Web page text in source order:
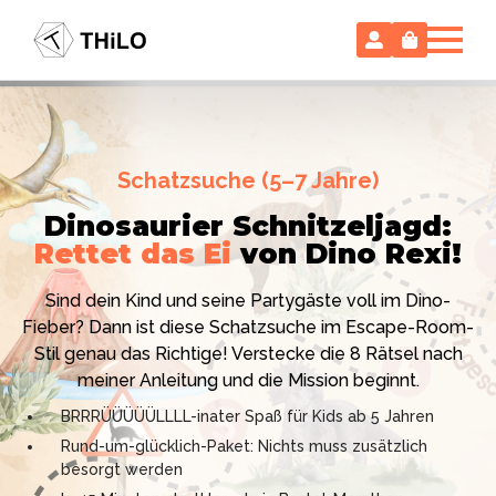
Hollywood-Action im
Kinderzimmer – ohne
Vorbereitungsstress!
Ich bin THiLO, "Dein SPIEGEL"-Bestseller-Autor und
TV-Profi (ZDF "1, 2 oder 3"). Entdecke jetzt meine
Schatzsuchen und Escape Rooms zum Sofort-
Download. Und natürlich meine Ebooks.
Schatzsuche (5–7 Jahre)
Dinosaurier Schnitzeljagd:
Rettet das Ei von Dino Rexi!
Sind dein Kind und seine Partygäste voll im Dino-
Fieber? Dann ist diese Schatzsuche im Escape-Room-
Stil genau das Richtige! Verstecke die 8 Rätsel nach
meiner Anleitung und die Mission beginnt.
BRRRÜÜÜÜÜLLLL-inater Spaß für Kids ab 5 Jahren
Rund-um-glücklich-Paket: Nichts muss zusätzlich
besorgt werden
Escape Room (ab 8 oder 12 Jahre)
Locked-up Agents: Im Labor
des Virologen
Das gab es noch nie: Verwandele dein Zuhause in ein
High-Tech Labor! Unser 24-seitiges PDF enthält alles:
Mission, Agentenausweise, Rätsel und Requisiten.
Knackt den Fall in 90 Minuten!
Kniffliger Rätselspaß für 2 bis 6 Spieler (8 - 11 oder 12–
99 Jahre)
Professionelles PDF: Agentenausweise & Schilder
inklusive